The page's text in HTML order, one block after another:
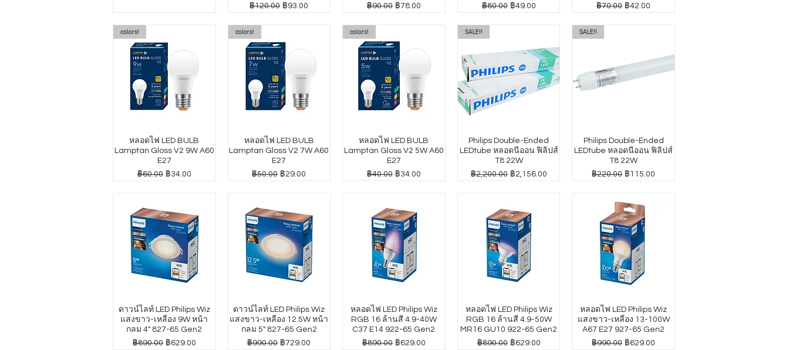
ราคาปกติ
฿120.00 ราคาขายลด
฿93.00
ราคาปกติ
฿90.00 ราคาขายลด
฿78.00
ราคาปกติ
฿80.00 ราคาขายลด
฿49.00
ราคาปกติ
฿70.00 ราคาขายลด
฿42.00
colors!
หลอดไฟ LED BULB
Lamptan Gloss V2 9W A60
E27
ราคาปกติ
฿60.00 ราคาขายลด
฿34.00
colors!
หลอดไฟ LED BULB
Lamptan Gloss V2 7W A60
E27
ราคาปกติ
฿50.00 ราคาขายลด
฿29.00
colors!
หลอดไฟ LED BULB
Lamptan Gloss V2 5W A60
E27
ราคาปกติ
฿40.00 ราคาขายลด
฿34.00
SALE!!
Philips Double-Ended
LEDtube หลอดนีออน ฟิลิปส์
T8 22W
ราคาปกติ
฿2,200.00 ราคาขายลด
฿2,156.00
SALE!!
Philips Double-Ended
LEDtube หลอดนีออน ฟิลิปส์
T8 22W
ราคาปกติ
฿220.00 ราคาขายลด
฿115.00
ดาวน์ไลท์ LED Philips Wiz
แสงขาว-เหลือง 9W หน้า
กลม 4" 827-65 Gen2
ราคาปกติ
฿890.00 ราคาขายลด
฿629.00
ดาวน์ไลท์ LED Philips Wiz
แสงขาว-เหลือง 12.5W หน้า
กลม 5" 827-65 Gen2
ราคาปกติ
฿990.00 ราคาขายลด
฿729.00
หลอดไฟ LED Philips Wiz
RGB 16 ล้านสี 4.9-40W
C37 E14 922-65 Gen2
ราคาปกติ
฿890.00 ราคาขายลด
฿629.00
หลอดไฟ LED Philips Wiz
RGB 16 ล้านสี 4.9-50W
MR16 GU10 922-65 Gen2
ราคาปกติ
฿890.00 ราคาขายลด
฿629.00
หลอดไฟ LED Philips Wiz
แสงขาว-เหลือง 13-100W
A67 E27 927-65 Gen2
ราคาปกติ
฿990.00 ราคาขายลด
฿629.00